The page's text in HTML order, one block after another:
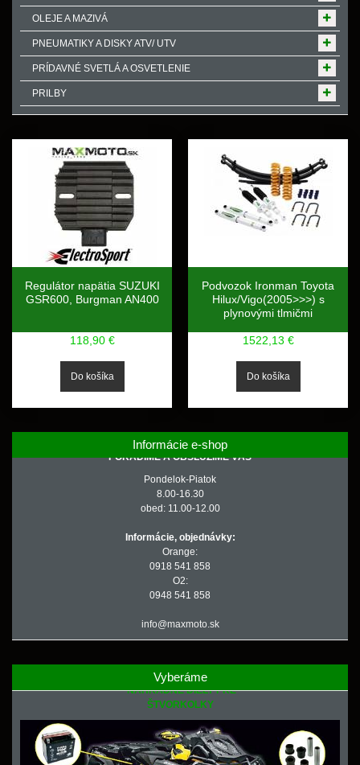
OLEJE A MAZIVÁ
PNEUMATIKY A DISKY ATV/ UTV
PRÍDAVNÉ SVETLÁ A OSVETLENIE
PRILBY
Regulátor napätia SUZUKI
GSR600, Burgman AN400
118,90 €
Podvozok Ironman Toyota
Hilux/Vigo(2005>>>) s
plynovými tlmičmi
1522,13 €
Informácie e-shop
PORADÍME A OBSLÚŽIME VÁS
Pondelok-Piatok
8.00-16.30
obed: 11.00-12.00
Informácie, objednávky:
Orange:
0918 541 858
O2:
0948 541 858
info@maxmoto.sk
Vyberáme
NÁHRADNÉ DIELY PRE
ŠTVORKOLKY